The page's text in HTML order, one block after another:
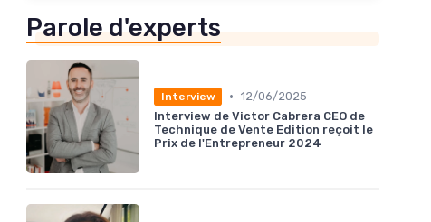
Parole d'experts
Interview • 12/06/2025
Interview de Victor Cabrera CEO de
Technique de Vente Edition reçoit le
Prix de l'Entrepreneur 2024